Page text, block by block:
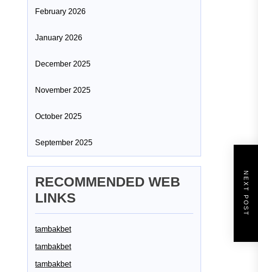
NEXT POST
February 2026
January 2026
December 2025
November 2025
October 2025
September 2025
RECOMMENDED WEB
LINKS
tambakbet
tambakbet
tambakbet